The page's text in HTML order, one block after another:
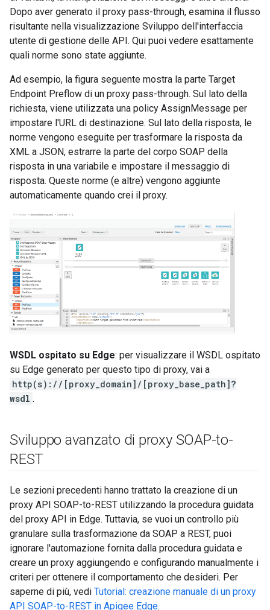
Dopo aver generato il proxy pass-through, esamina il flusso
risultante nella visualizzazione Sviluppo dell'interfaccia
utente di gestione delle API. Qui puoi vedere esattamente
quali norme sono state aggiunte.
Ad esempio, la figura seguente mostra la parte Target
Endpoint Preflow di un proxy pass-through. Sul lato della
richiesta, viene utilizzata una policy AssignMessage per
impostare l'URL di destinazione. Sul lato della risposta, le
norme vengono eseguite per trasformare la risposta da
XML a JSON, estrarre la parte del corpo SOAP della
risposta in una variabile e impostare il messaggio di
risposta. Queste norme (e altre) vengono aggiunte
automaticamente quando crei il proxy.
WSDL ospitato su Edge: per visualizzare il WSDL ospitato
su Edge generato per questo tipo di proxy, vai a
http(s)://[proxy_domain]/[proxy_base_path]?
wsdl .
Sviluppo avanzato di proxy SOAP-to-
REST
Le sezioni precedenti hanno trattato la creazione di un
proxy API SOAP-to-REST utilizzando la procedura guidata
del proxy API in Edge. Tuttavia, se vuoi un controllo più
granulare sulla trasformazione da SOAP a REST, puoi
ignorare l'automazione fornita dalla procedura guidata e
creare un proxy aggiungendo e configurando manualmente i
criteri per ottenere il comportamento che desideri. Per
saperne di più, vedi Tutorial: creazione manuale di un proxy
API SOAP-to-REST in Apigee Edge.